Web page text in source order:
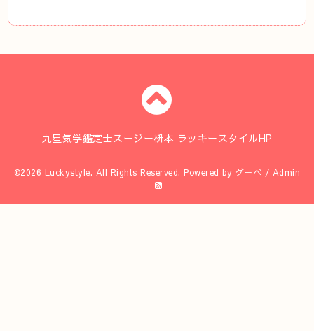
九星気学鑑定士スージー枡本 ラッキースタイルHP
©2026 Luckystyle. All Rights Reserved. Powered by グーペ / Admin